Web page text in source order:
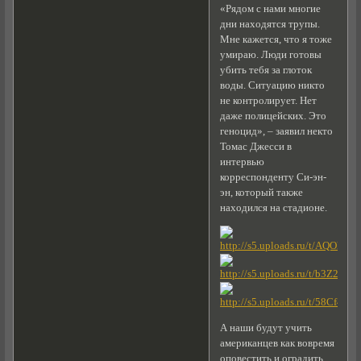
«Рядом с нами многие
дни находятся трупы.
Мне кажется, что я тоже
умираю. Люди готовы
убить тебя за глоток
воды. Ситуацию никто
не контролирует. Нет
даже полицейских. Это
геноцид», – заявил некто
Томас Джесси в
интервью
корреспонденту Си-эн-
эн, который также
находился на стадионе.
А наши будут учить
американцев как вовремя
оповестить и оградить